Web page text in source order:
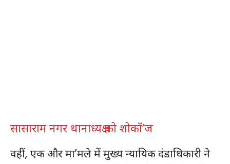
सासाराम नगर थानाध्यक्ष को शोकॉ’ज
वहीं, एक और मा’मले में मुख्य न्यायिक दंडाधिकारी ने